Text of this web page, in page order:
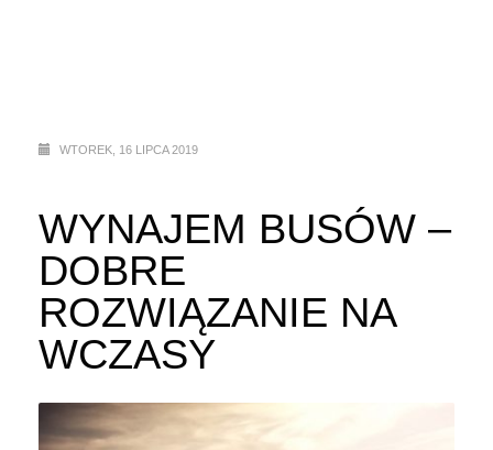
WTOREK, 16 LIPCA 2019
WYNAJEM BUSÓW –
DOBRE
ROZWIĄZANIE NA
WCZASY